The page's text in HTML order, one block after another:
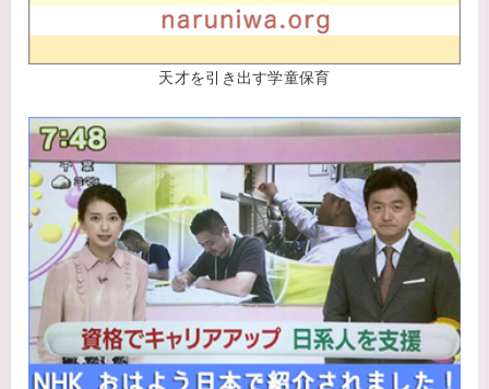
天才を引き出す学童保育